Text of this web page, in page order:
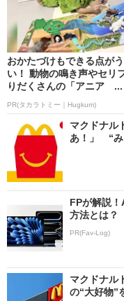
おかたづけもできる点が
い！ 動物の鳴き声やセリ
りだくさんの「アニア ...
PR(タカラトミー｜Hugkum)
マクドナル
あ！」 “み
FPが解説
方法とは？
PR(Fav-Log)
マクドナル
の“大好物”